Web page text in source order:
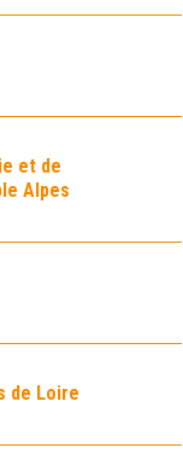
et de
Alpes
de Loire